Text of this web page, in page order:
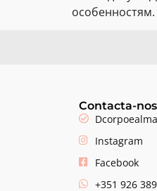
особенностям.
Contacta-nos
Dcorpoealma
Instagram
Facebook
+351 926